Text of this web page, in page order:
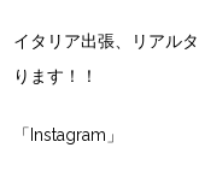
イタリア出張、リアル
ります！！
「Instagram」